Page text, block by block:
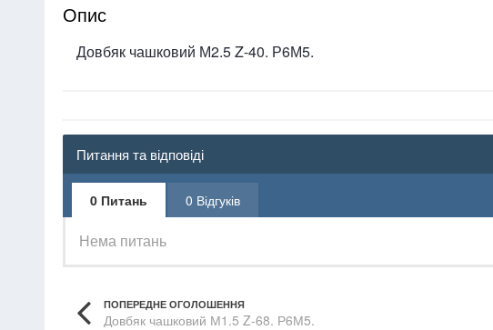
Опис
Довбяк чашковий М2.5 Z-40. Р6М5.
Питання та відповіді
0 Питань 0 Відгуків
Нема питань
ПОПЕРЕДНЕ ОГОЛОШЕННЯ
Довбяк чашковий М1.5 Z-68. Р6М5.